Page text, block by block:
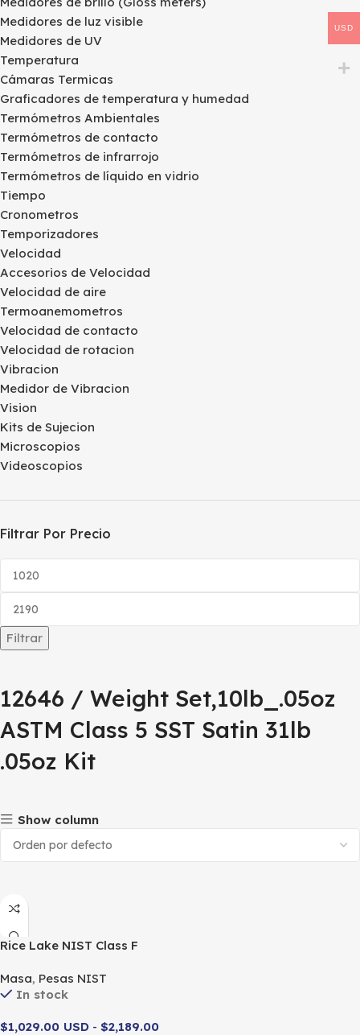
Medidores de luz visible
Medidores de UV
Temperatura
Cámaras Termicas
Graficadores de temperatura y humedad
Termómetros Ambientales
Termómetros de contacto
Termómetros de infrarrojo
Termómetros de líquido en vidrio
Tiempo
Cronometros
Temporizadores
Velocidad
Accesorios de Velocidad
Velocidad de aire
Termoanemometros
Velocidad de contacto
Velocidad de rotacion
Vibracion
Medidor de Vibracion
Vision
Kits de Sujecion
Microscopios
Videoscopios
Filtrar Por Precio
Filtrar
12646 / Weight Set,10lb_.05oz
ASTM Class 5 SST Satin 31lb
.05oz Kit
Show column
Rice Lake NIST Class F
Weight Sets
Masa, Pesas NIST
In stock
$1,029.00 USD - $2,189.00
USD